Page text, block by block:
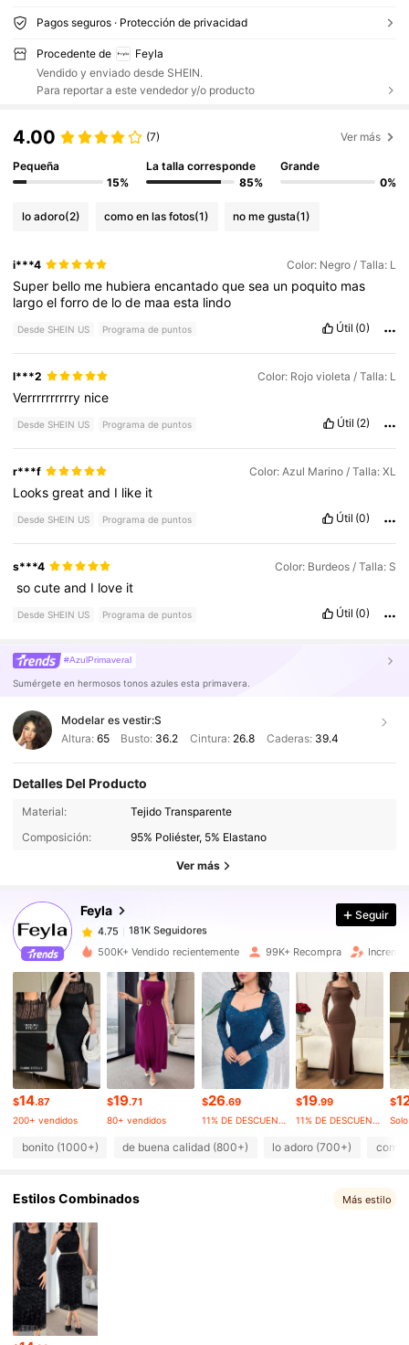
Pagos seguros · Protección de privacidad
Procedente de
Feyla
Vendido y enviado desde SHEIN.
Para reportar a este vendedor y/o producto
4.00 (7) Ver más
Pequeña
15%
La talla corresponde
85%
Grande
0%
lo adoro(2) como en las fotos(1) no me gusta(1)
i***4 Color: Negro / Talla: L
Super bello me hubieraencantadoquesea un poquito mas
largoelforrode lode maaesta lindo
Desde SHEIN US Programa de puntos Útil (0)
l***2 Color: Rojo violeta / Talla: L
Verrrrrrrrrry nice
Desde SHEIN US Programa de puntos Útil (2)
r***f Color: Azul Marino / Talla: XL
Looksgreatand I like it
Desde SHEIN US Programa de puntos Útil (0)
s***4 Color: Burdeos / Talla: S
‏socuteand I love it
Desde SHEIN US Programa de puntos Útil (0)
#AzulPrimaveral
Sumérgete en hermosos tonos azules esta primavera.
Modelar es vestir:S
Altura: 65 Busto: 36.2 Cintura: 26.8 Caderas: 39.4
Detalles Del Producto
Material:
Tejido Transparente
Composición:
95% Poliéster, 5% Elastano
Ver más
Feyla
181K Seguidores
4.75
1***3 pagóHace 1 día
4.75 181K Seguidores
4.75 181K Seguidores
4.75 181K Seguidores
181K Seguidores
4.75 181K Seguidores
Seguir
500K+ Vendido recientemente 99K+ Recompra
$14.87
200+ vendidos
$19.71
80+ vendidos
$26.69
11% DE DESCUENTO
$19.99
11% DE DESCUENTO
$
bonito (1000+) de buena calidad (800+) lo adoro (700+) como
Estilos Combinados Más estilo